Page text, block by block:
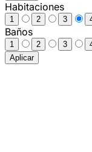
Habitaciones
1 2 3
Baños
1 2 3
Aplicar